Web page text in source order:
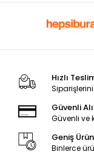
Hızlı
Güvenli
Güvenli ve
Geniş
Binlerce